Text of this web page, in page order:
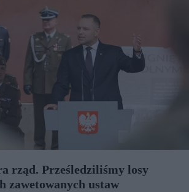
rząd. Prześledziliśmy losy
zawetowanych ustaw